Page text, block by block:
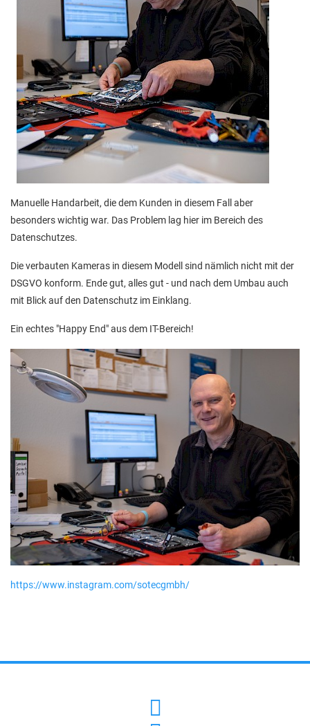
Manuelle Handarbeit, die dem Kunden in diesem Fall aber
besonders wichtig war. Das Problem lag hier im Bereich des
Datenschutzes.
Die verbauten Kameras in diesem Modell sind nämlich nicht mit der
DSGVO konform. Ende gut, alles gut - und nach dem Umbau auch
mit Blick auf den Datenschutz im Einklang.
Ein echtes "Happy End" aus dem IT-Bereich!
https://www.instagram.com/sotecgmbh/